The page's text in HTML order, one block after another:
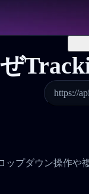
https://
ップダウン操作や